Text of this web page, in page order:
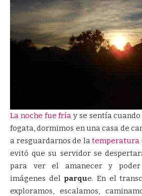
La noche fue fría y se sentía
fogata, dormimos en una casa de
a resguardarnos de latemperatura
evitó que su servidor se
para ver el amanecer y poder
imágenes del parque. En el
exploramos, escalamos,